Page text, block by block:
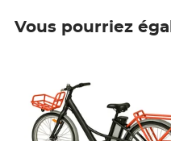
Vous pourriez